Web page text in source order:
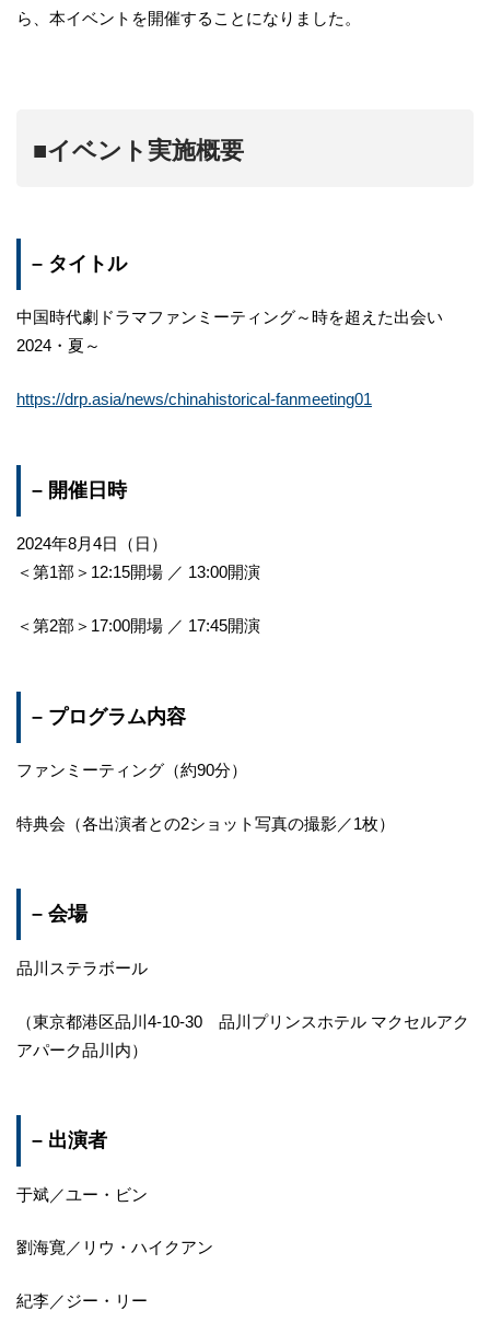
ら、本イベントを開催することになりました。
■イベント実施概要
– タイトル
中国時代劇ドラマファンミーティング～時を超えた出会い
2024・夏～
https://drp.asia/news/chinahistorical-fanmeeting01
– 開催日時
2024年8月4日（日）
＜第1部＞12:15開場 ／ 13:00開演
＜第2部＞17:00開場 ／ 17:45開演
– プログラム内容
ファンミーティング（約90分）
特典会（各出演者との2ショット写真の撮影／1枚）
– 会場
品川ステラボール
（東京都港区品川4-10-30 品川プリンスホテル マクセルアク
アパーク品川内）
– 出演者
于斌／ユー・ビン
劉海寛／リウ・ハイクアン
紀李／ジー・リー